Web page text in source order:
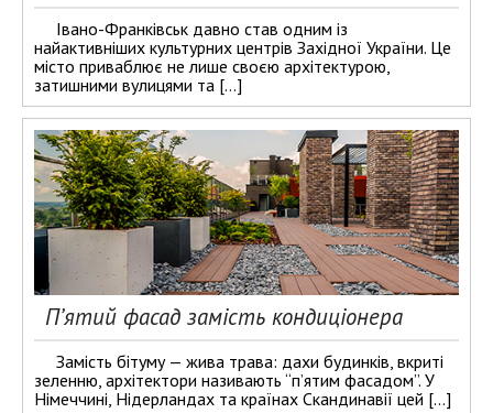
Івано-Франківськ давно став одним із
найактивніших культурних центрів Західної України. Це
місто приваблює не лише своєю архітектурою,
затишними вулицями та […]
П’ятий фасад замість кондиціонера
Замість бітуму — жива трава: дахи будинків, вкриті
зеленню, архітектори називають “п’ятим фасадом”. У
Німеччині, Нідерландах та країнах Скандинавії цей […]